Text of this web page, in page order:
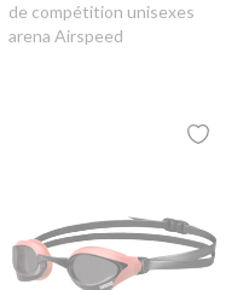
de compétition unisexes
arena Airspeed